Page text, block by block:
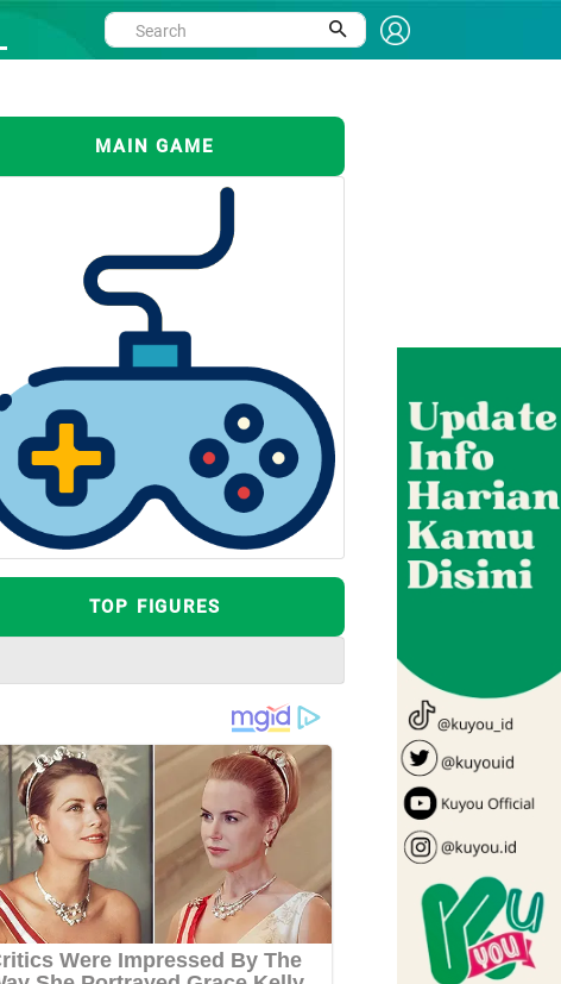
MAIN GAME
TOP FIGURES